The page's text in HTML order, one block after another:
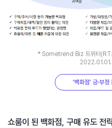
* Sometrend Biz 트위터(RT
‘백화점’ 긍·부
쇼룸이 된 백화점, 구매 유도 전